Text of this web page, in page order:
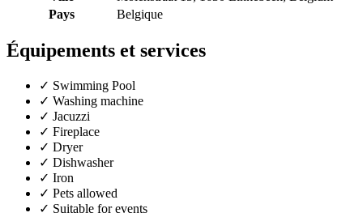
Pays
Belgique
Équipements et services
✓ Swimming Pool
✓ Washing machine
✓ Jacuzzi
✓ Fireplace
✓ Dryer
✓ Dishwasher
✓ Iron
✓ Pets allowed
✓ Suitable for events